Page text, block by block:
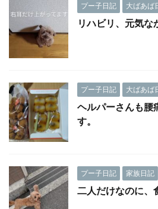
プー子日記 大ばあば
リハビリ、元気な
プー子日記 大ばあば
ヘルパーさんも腰
す。
プー子日記 家族日記
二人だけなのに、